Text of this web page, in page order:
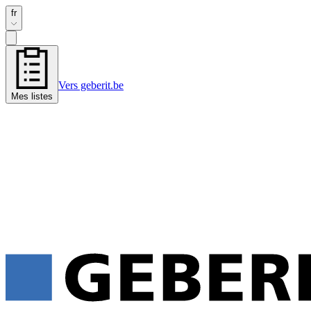
fr
Mes listes
Vers geberit.be